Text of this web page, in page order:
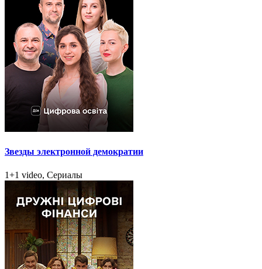
Звезды электронной демократии
1+1 video, Сериалы